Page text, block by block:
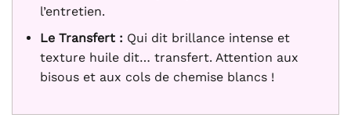
l’entretien.
Le Transfert : Qui dit brillance intense et
texture huile dit… transfert. Attention aux
bisous et aux cols de chemise blancs !